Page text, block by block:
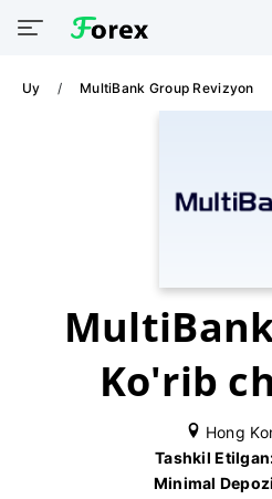
Uy MultiBank Group Revizyon
Ko'rib
Hong
Tashkil
Minimal